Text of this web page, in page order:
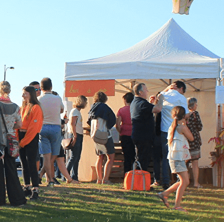
Exporter uniquement les colonnes affichées
<
>
Le 3ème Lieu
Actualités
Le CycloTour
Revue de Presse
Village des alternatives
Court-Métrage
Ajoutez un logo, un bouton, des réseaux sociaux
Cliquez pour éditer
Accueil▴▾
Actualités▴▾